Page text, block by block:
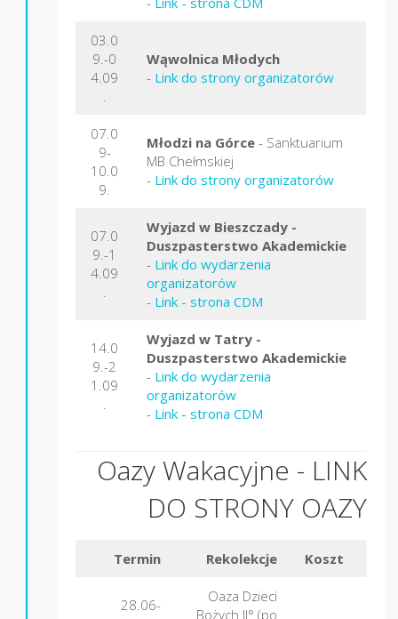
03.0
9.-0
4.09
Wąwolnica Młodych
- Link do strony organizatorów
07.0
9-
10.0
9.
Młodzi na Górce - Sanktuarium
MB Chełmskiej
- Link do strony organizatorów
07.0
9.-1
4.09
Wyjazd w Bieszczady -
Duszpasterstwo Akademickie
- Link do wydarzenia
organizatorów
- Link - strona CDM
14.0
9.-2
1.09
Wyjazd w Tatry -
Duszpasterstwo Akademickie
- Link do wydarzenia
organizatorów
- Link - strona CDM
Oazy Wakacyjne - LINK
DO STRONY OAZY
Termin Rekolekcje Koszt
28.06-
Oaza Dzieci
Bożych II° (po